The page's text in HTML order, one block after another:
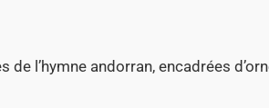
de l’hymne andorran, encadrées